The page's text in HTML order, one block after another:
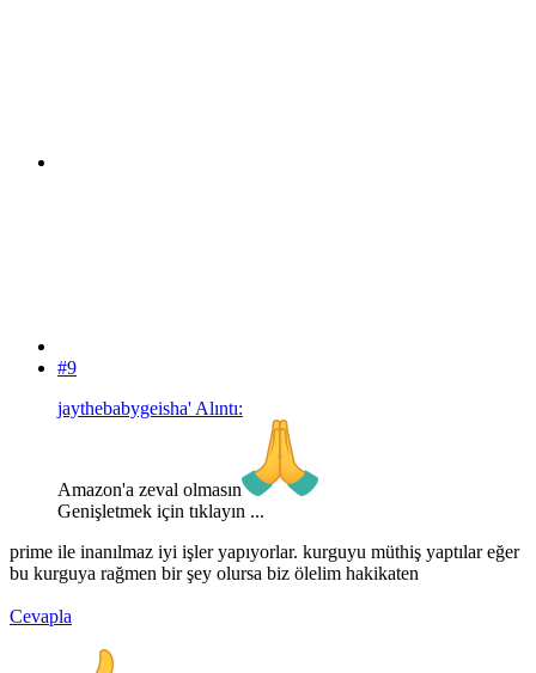
#9
jaythebabygeisha' Alıntı:
Amazon'a zeval olmasın
Genişletmek için tıklayın ...
prime ile inanılmaz iyi işler yapıyorlar. kurguyu müthiş yaptılar eğer
bu kurguya rağmen bir şey olursa biz ölelim hakikaten
Cevapla